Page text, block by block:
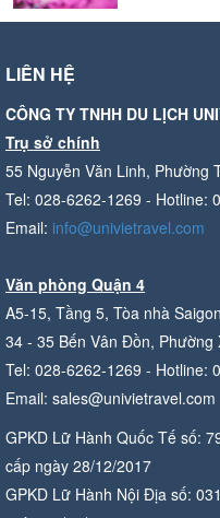
LIÊN HỆ
CÔNG TY TNHH DU LỊCH
Trụ sở chính
55 Nguyễn Văn Linh, Phường
Tel: 028-6262-1269 - Hotline:
Email: info@univietravel.com
Văn phòng Quận 4
A5-15, Tầng 5, Tòa nhà
34 - 35 Bến Vân Đồn,
Tel: 028-6262-1269 - Hotline:
Email: sales@univietravel.com
GPKD Lữ Hành Quốc Tế số:
cấp ngày 28/12/2017
GPKD Lữ Hành Nội Địa số: